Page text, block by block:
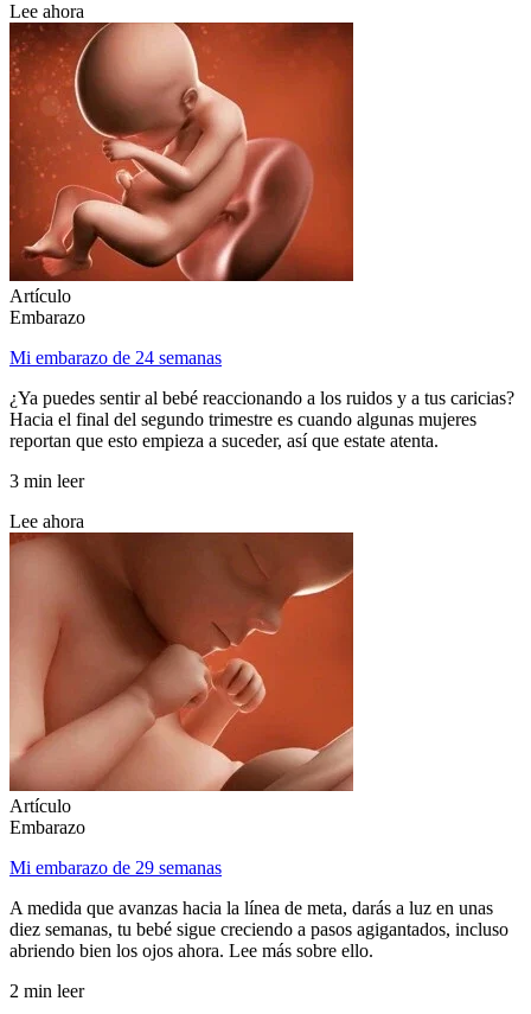
Lee ahora
Artículo
Embarazo
Mi embarazo de 24 semanas
¿Ya puedes sentir al bebé reaccionando a los ruidos y a tus caricias?
Hacia el final del segundo trimestre es cuando algunas mujeres
reportan que esto empieza a suceder, así que estate atenta.
3 min leer
Lee ahora
Artículo
Embarazo
Mi embarazo de 29 semanas
A medida que avanzas hacia la línea de meta, darás a luz en unas
diez semanas, tu bebé sigue creciendo a pasos agigantados, incluso
abriendo bien los ojos ahora. Lee más sobre ello.
2 min leer